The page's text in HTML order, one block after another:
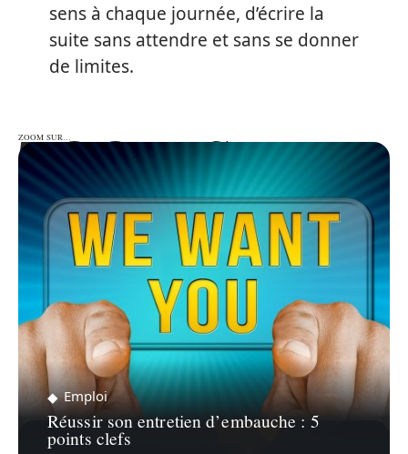
sens à chaque journée, d’écrire la
suite sans attendre et sans se donner
de limites.
ZOOM SUR…
ZOOM SUR…
Emploi
Réussir son entretien d’embauche : 5
points clefs